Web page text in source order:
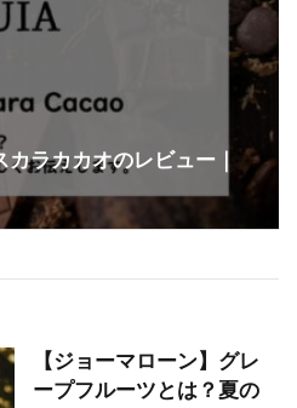
カラカカオのレビュー｜
【ジョーマローン】グレ
ープフルーツとは？夏の